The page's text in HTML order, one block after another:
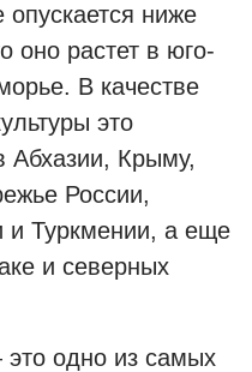
опускается ниже
оно растет в юго-
В качестве
это
Абхазии, Крыму,
России,
и Туркмении, а еще
и северных
одно из самых